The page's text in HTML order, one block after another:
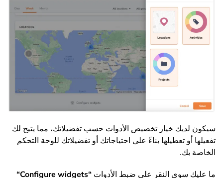
سيكون لديك خيار تخصيص الأدوات حسب تفضيلاتك، مما يتيح لك
تفعيلها أو تعطيلها بناءً على احتياجاتك أو تفضيلاتك للوحة التحكم
الخاصة بك.
ما عليك سوى النقر على ضبط الأدوات “
Configure widgets
“